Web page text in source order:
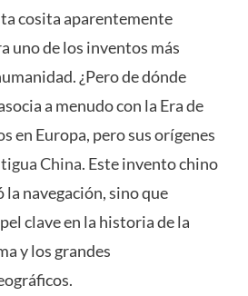
cosita aparentemente
uno de los inventos más
¿Pero de dónde
a menudo con la Era de
en Europa, pero sus orígenes
China. Este invento chino
navegación, sino que
clave en la historia de la
y los grandes